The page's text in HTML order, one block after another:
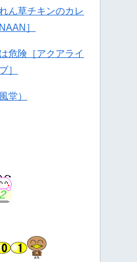
ん草チキンのカレ
］
危険［アクアライ
］
堂）